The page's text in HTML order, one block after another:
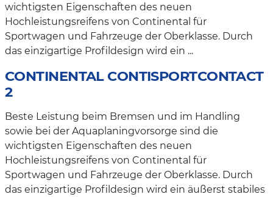
wichtigsten Eigenschaften des neuen
Hochleistungsreifens von Continental für
Sportwagen und Fahrzeuge der Oberklasse. Durch
das einzigartige Profildesign wird ein ...
CONTINENTAL CONTISPORTCONTACT
2
Beste Leistung beim Bremsen und im Handling
sowie bei der Aquaplaningvorsorge sind die
wichtigsten Eigenschaften des neuen
Hochleistungsreifens von Continental für
Sportwagen und Fahrzeuge der Oberklasse. Durch
das einzigartige Profildesign wird ein äußerst stabiles